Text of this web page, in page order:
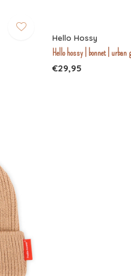
Hello Hossy
Hello hossy | bonnet | urban
€29,95